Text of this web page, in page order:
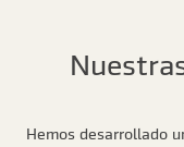
Hemos desarrollado